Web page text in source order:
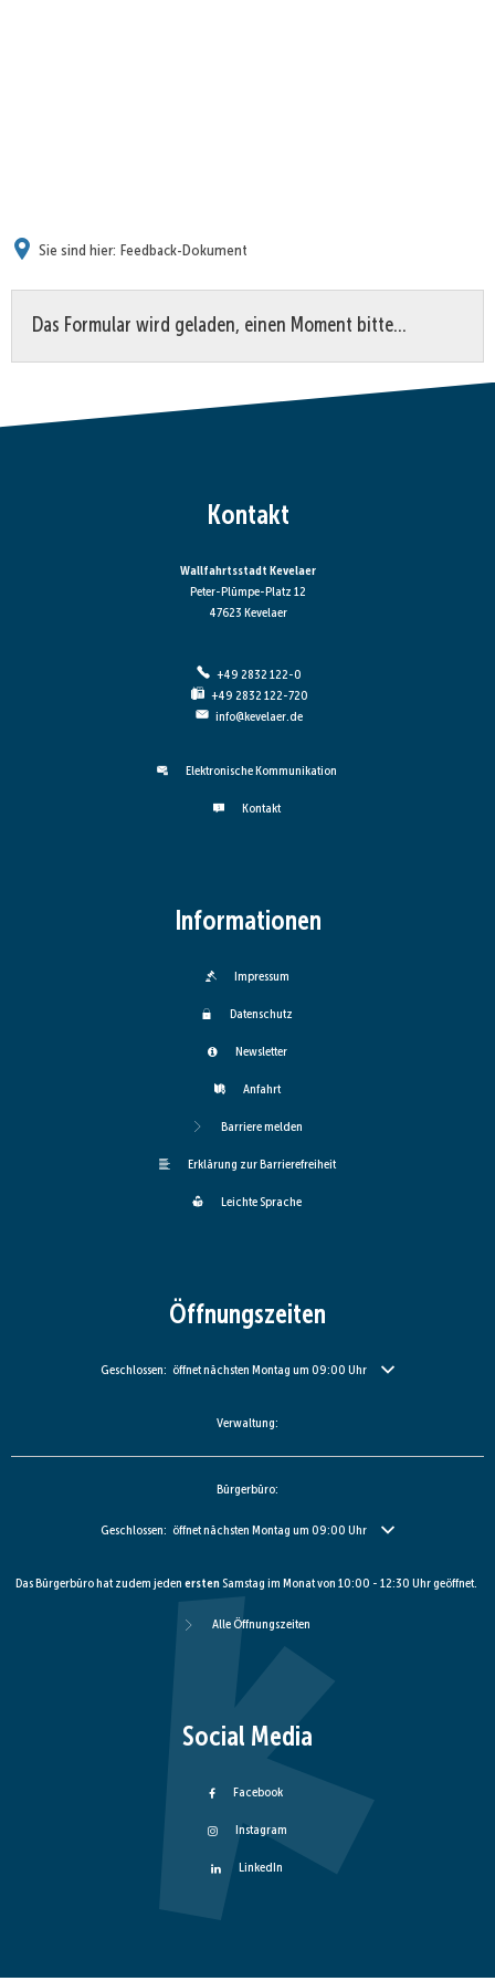
Sie sind hier: Feedback-Dokument
Das Formular wird geladen, einen Moment bitte…
Kontakt
Wallfahrtsstadt Kevelaer
Peter-Plümpe-Platz 12
47623 Kevelaer
+49 2832 122-0
+49 2832 122-720
info@kevelaer.de
Elektronische Kommunikation
Kontakt
Informationen
Impressum
Datenschutz
Newsletter
Anfahrt
Barriere melden
Erklärung zur Barrierefreiheit
Leichte Sprache
Öffnungszeiten
Klicken, um weitere Öffnungs- oder Schließzeiten auszublenden
Geschlossen: öffnet nächsten Montag um 09:00 Uhr
Verwaltung:
Bürgerbüro:
Klicken, um weitere Öffnungs- oder Schließzeiten auszublenden
Geschlossen: öffnet nächsten Montag um 09:00 Uhr
Das Bürgerbüro hat zudem jeden erstenSamstag im Monat von 10:00 - 12:30 Uhr geöffnet.
Alle Öffnungszeiten
Social Media
Facebook
Instagram
LinkedIn